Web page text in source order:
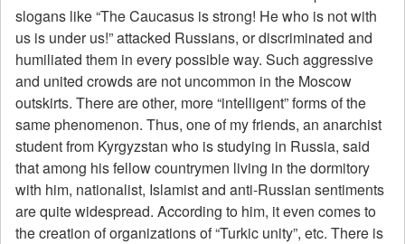
slogans like “The Caucasus is strong! He who is not with
us is under us!” attacked Russians, or discriminated and
humiliated them in every possible way. Such aggressive
and united crowds are not uncommon in the Moscow
outskirts. There are other, more “intelligent” forms of the
same phenomenon. Thus, one of my friends, an anarchist
student from Kyrgyzstan who is studying in Russia, said
that among his fellow countrymen living in the dormitory
with him, nationalist, Islamist and anti-Russian sentiments
are quite widespread. According to him, it even comes to
the creation of organizations of “Turkic unity”, etc. There is